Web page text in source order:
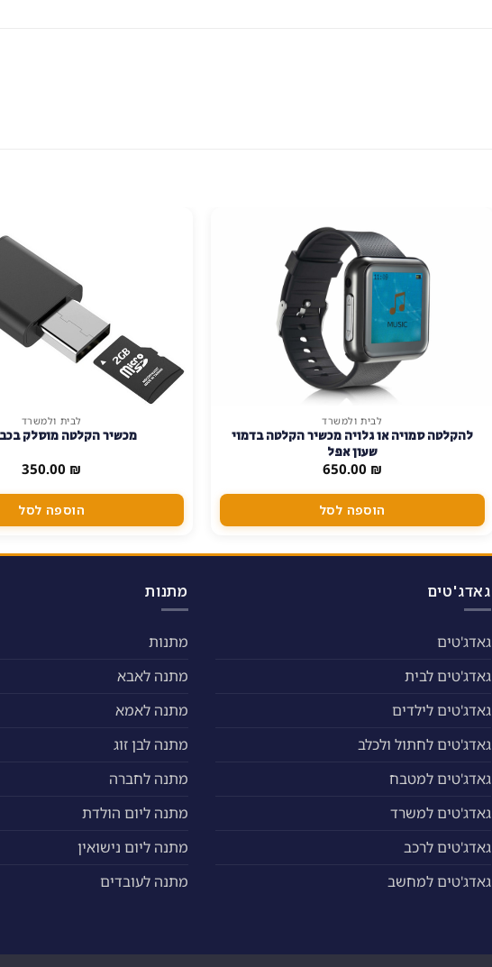
לבית ולמשרד
להקלטה סמויה או גלויה מכשיר הקלטה בדמוי
שעון אפל
650.00 ₪
הוספה לסל
לבית ולמשרד
מכשיר הקלטה מוסלק בכבל USB
350.00 ₪
הוספה לסל
גאדג'טים
גאדג'טים
גאדג'טים לבית
גאדג'טים לילדים
גאדג'טים לחתול ולכלב
גאדג'טים למטבח
גאדג'טים למשרד
גאדג'טים לרכב
גאדג'טים למחשב
מתנות
מתנות
מתנה לאבא
מתנה לאמא
מתנה לבן זוג
מתנה לחברה
מתנה ליום הולדת
מתנה ליום נישואין
מתנה לעובדים